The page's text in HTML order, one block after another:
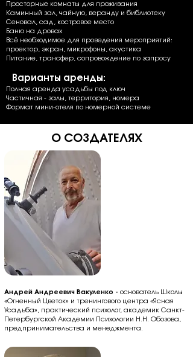
Просторные комнаты для проживания
Каминный зал, чайную, веранду и библиотеку
Сеновал, сад, костровое место
Баню на дровах
Всё необходимое для проведения мероприятий:
проектор, экран, микрофоны, акустика
Питание, трансфер, сопровождение по запросу
Варианты аренды:
Полная аренда усадьбы под ключ
Частичная - залы, территория, номера
Формат мини-отеля по номерной системе
О СОЗДАТЕЛЯХ
Андрей Андреевич Вакуленко - основатель Школы
«Огненный Цветок» и тренингового центра «Ясная
Усадьба», практический психолог, академик Санкт-
Петербургской Академии Психологии Н.Н. Обозова,
предпринимательства и менеджмента.